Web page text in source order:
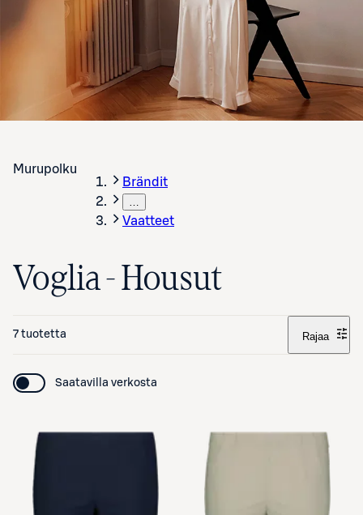
Murupolku
Brändit
Vaatteet
Voglia - Housut
7 tuotetta Rajaa
Saatavilla verkosta